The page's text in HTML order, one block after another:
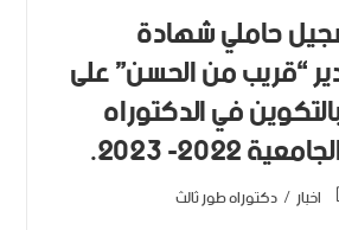
حاملي شهادة
“قريب من الحسن” على
في الدكتوراه
2022- 2023.
اخبار/دكتوراه طور ثالث